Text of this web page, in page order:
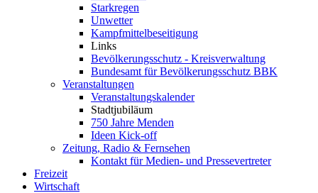
Starkregen
Unwetter
Kampfmittelbeseitigung
Links
Bevölkerungsschutz - Kreisverwaltung
Bundesamt für Bevölkerungsschutz BBK
Veranstaltungen
Veranstaltungskalender
Stadtjubiläum
750 Jahre Menden
Ideen Kick-off
Zeitung, Radio & Fernsehen
Kontakt für Medien- und Pressevertreter
Freizeit
Wirtschaft